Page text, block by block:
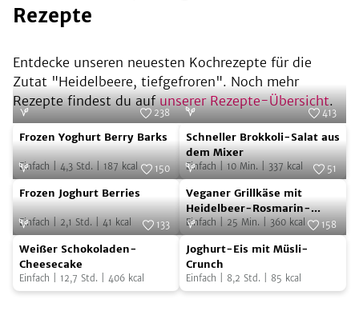
Rezepte
Entdecke unseren neuesten Kochrezepte für die
Zutat "Heidelbeere, tiefgefroren". Noch mehr
Rezepte findest du auf unserer Rezepte-Übersicht.
Frozen
Yoghurt
Berry
Barks
SevenCooks
238
Frozen Yoghurt Berry Barks
Einfach 4,3 Std. 187 kcal
Schneller
Brokkoli-
Salat
aus
dem
Mixer
Foto: SevenCooks
413
Schneller Brokkoli-Salat aus
dem Mixer
Einfach 10 Min. 337 kcal
Frozen
Joghurt
Berries
Foto:SevenCooks
150
Frozen Joghurt Berries
Einfach 2,1 Std. 41 kcal
Veganer
Grillkäse
mit
Heidelbeer-
Rosmarin-
Sauce
SevenCooks
51
Veganer Grillkäse mit
Heidelbeer-Rosmarin-
Sauce und Baguette
Einfach 25 Min. 360 kcal
Weißer
Schokoladen-
Cheesecake
Foto: Kirsten Kaminski | The Tasty K
133
Weißer Schokoladen-
Cheesecake
Einfach 12,7 Std. 406 kcal
Joghurt-
Eis
mit
Foto: SevenCooks
158
Joghurt-Eis mit Müsli-
Crunch
Einfach 8,2 Std. 85 kcal